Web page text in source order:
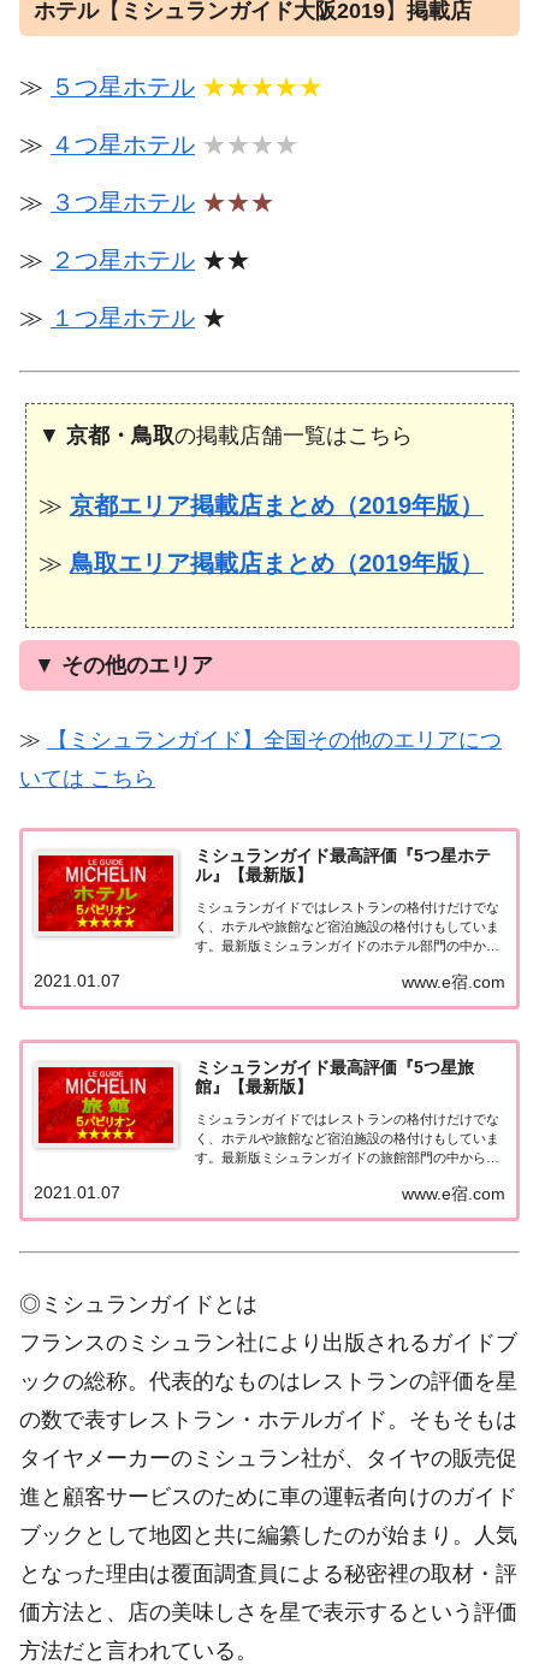
ホテル【 ミシュランガイド大阪2019】 掲載店
≫ ５つ星ホテル ★★★★★
≫ ４つ星ホテル ★★★★
≫ ３つ星ホテル ★★★
≫ ２つ星ホテル ★★
≫ １つ星ホテル ★
▼ 京都・鳥取の掲載店舗一覧はこちら
≫ 京都エリア掲載店まとめ（2019年版）
≫ 鳥取エリア掲載店まとめ（2019年版）
▼ その他のエリア
≫
【ミシュランガイド】全国その他のエリアにつ
いては こちら
ミシュランガイド最高評価『5つ星ホテ
ル』【最新版】
ミシュランガイドではレストランの格付けだけでな
く、ホテルや旅館など宿泊施設の格付けもしていま
す。最新版ミシュランガイドのホテル部門の中から
をまとめてみました♪ いずれのホテルも人気ランキ
ングなどで常に上位を賑わす有名ホテル。各ホテル
www.e宿.com
2021.01.07
ミシュランガイド最高評価『5つ星旅
館』【最新版】
ミシュランガイドではレストランの格付けだけでな
く、ホテルや旅館など宿泊施設の格付けもしていま
す。最新版ミシュランガイドの旅館部門の中から最
とめてみました♪ いずれも人気ランキングなどで常
に上位を賑わす有名旅館。各旅館の情報と口コミ評
www.e宿.com
2021.01.07
◎ミシュランガイドとは
フランスのミシュラン社により出版されるガイドブ
ックの総称。代表的なものはレストランの評価を星
の数で表すレストラン・ホテルガイド。そもそもは
タイヤメーカーのミシュラン社が、タイヤの販売促
進と顧客サービスのために車の運転者向けのガイド
ブックとして地図と共に編纂したのが始まり。人気
となった理由は覆面調査員による秘密裡の取材・評
価方法と、店の美味しさを星で表示するという評価
方法だと言われている。